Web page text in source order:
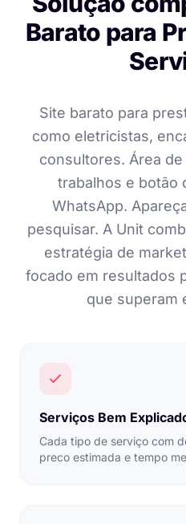
Barato para
Site barato para
como eletricistas,
consultores. Área
trabalhos e botão
WhatsApp.
pesquisar. A Unit
estratégia de
focado em resultados
que superam
Serviços Bem
Cada tipo de serviço com
preco estimada e tempo